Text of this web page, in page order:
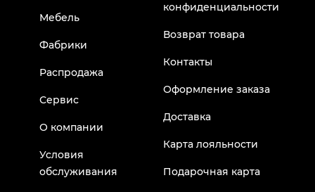
Мебель
Фабрики
Распродажа
Сервис
О компании
Условия
обслуживания
конфиденциальности
Возврат товара
Контакты
Оформление заказа
Доставка
Карта лояльности
Подарочная карта